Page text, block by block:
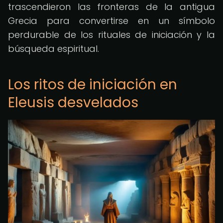
trascendieron las fronteras de la antigua
Grecia para convertirse en un símbolo
perdurable de los rituales de iniciación y la
búsqueda espiritual.
Los ritos de iniciación en
Eleusis desvelados